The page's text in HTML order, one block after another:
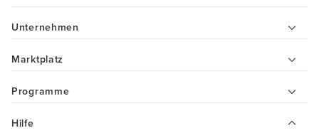
Unternehmen
Marktplatz
Programme
Hilfe